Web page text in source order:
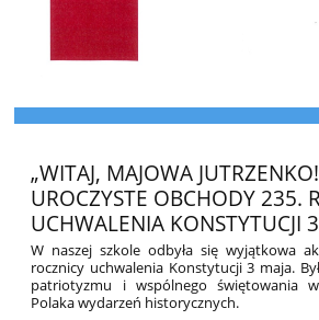
„WITAJ, MAJOWA
UROCZYSTE OBCHODY 235.
UCHWALENIA KONSTYTUCJI
W naszej szkole odbyła się wyjątkowa
rocznicy uchwalenia Konstytucji 3 maja.
patriotyzmu i wspólnego świętowania
Polaka wydarzeń historycznych.